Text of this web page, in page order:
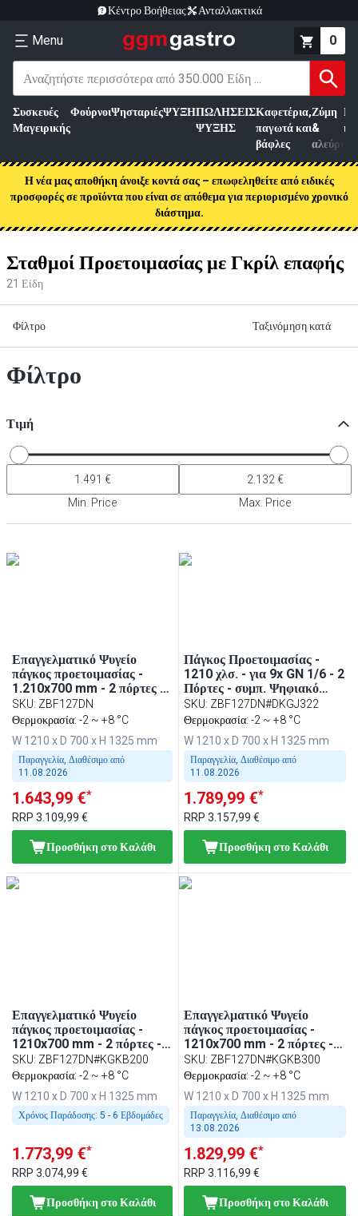
Κέντρο Βοήθειας Ανταλλακτικά
Menu 0
Συσκευές
Μαγειρικής
ΦούρνοιΨησταριέςΨΥΞΗΠΩΛΗΣΕΙΣ
ΨΥΞΗΣ
Καφετέρια,
παγωτά και
βάφλες
Ζύμη
&
αλεύρι
Η νέα μας αποθήκη άνοιξε κοντά σας – επωφεληθείτε από ειδικές
προσφορές σε προϊόντα που είναι σε απόθεμα για περιορισμένο χρονικό
διάστημα.
Σταθμοί Προετοιμασίας με Γκρίλ επαφής
21 Είδη
Φίλτρο Ταξινόμηση κατά
Φίλτρο
Τιμή
Min. Price Max. Price
Επαγγελματικό Ψυγείο
πάγκος προετοιμασίας -
1.210x700 mm - 2 πόρτες -
για 9x GN 1/6 λεκανάκια
SKU: ZBF127DN
Θερμοκρασία: -2 ~ +8 °C
W 1210 x D 700 x H 1325 mm
Παραγγελία, Διαθέσιμο από
11.08.2026
1.643,99 €*
RRP 3.109,99 €
Προσθήκη στο Καλάθι
Πάγκος Προετοιμασίας -
1210 χλσ. - για 9x GN 1/6 - 2
Πόρτες - συμπ. Ψηφιακό
Γκριλ Επαφής
SKU: ZBF127DN#DKGJ322
Θερμοκρασία: -2 ~ +8 °C
W 1210 x D 700 x H 1325 mm
Παραγγελία, Διαθέσιμο από
11.08.2026
1.789,99 €*
RRP3.157,99 €
Προσθήκη στο Καλάθι
Επαγγελματικό Ψυγείο
πάγκος προετοιμασίας -
1210x700 mm - 2 πόρτες -
για 9x GN 1/6 λεκανάκια -
περιλ. ηλεκτρική τοστιέρα
επαφής (contact grill)
SKU: ZBF127DN#KGKB200
Θερμοκρασία: -2 ~ +8 °C
W 1210 x D 700 x H 1325 mm
Χρόνος Παράδοσης: 5 - 6 Εβδομάδες
1.773,99 €*
RRP 3.074,99 €
Προσθήκη στο Καλάθι
Επαγγελματικό Ψυγείο
πάγκος προετοιμασίας -
1210x700 mm - 2 πόρτες -
για 9x GN 1/6 λεκανάκια -
περιλ. επαγγελματικός
επαφής (Contact grill)
SKU: ZBF127DN#KGKB300
Θερμοκρασία: -2 ~ +8 °C
W 1210 x D 700 x H 1325 mm
Παραγγελία, Διαθέσιμο από
13.08.2026
1.829,99 €*
RRP3.116,99 €
Προσθήκη στο Καλάθι